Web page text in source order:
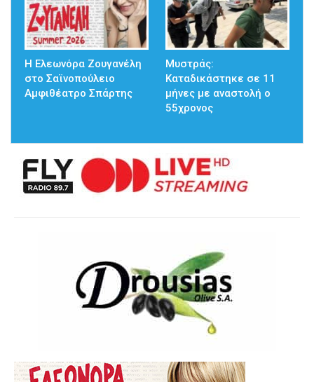
Η Ελεωνόρα Ζουγανέλη
στο Σαϊνοπούλειο
Αμφιθέατρο Σπάρτης
Μυστράς:
Καταδικάστηκε σε 11
μήνες με αναστολή ο
55χρονος